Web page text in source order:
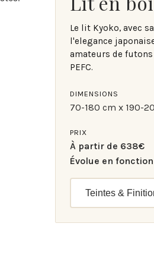
Le lit Kyoko, avec
l'elegance
amateurs de
PEFC.
DIMENSIONS
70-180 cm x 190-
PRIX
À partir de 638€
Évolue en
Teintes &